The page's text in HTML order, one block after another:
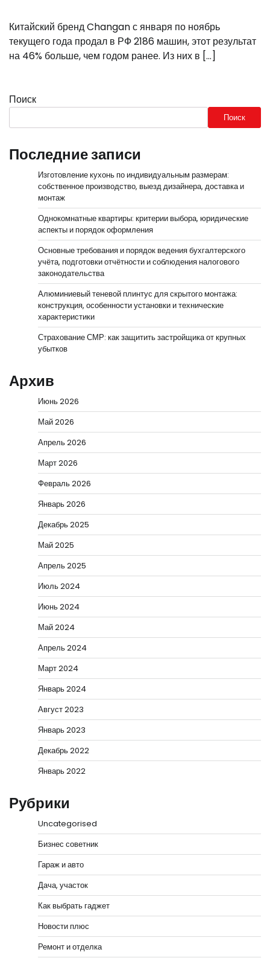
Китайский бренд Changan с января по ноябрь
текущего года продал в РФ 2186 машин, этот результат
на 46% больше, чем годом ранее. Из них в […]
Поиск
Поиск
Последние записи
Изготовление кухонь по индивидуальным размерам:
собственное производство, выезд дизайнера, доставка и
монтаж
Однокомнатные квартиры: критерии выбора, юридические
аспекты и порядок оформления
Основные требования и порядок ведения бухгалтерского
учёта, подготовки отчётности и соблюдения налогового
законодательства
Алюминиевый теневой плинтус для скрытого монтажа:
конструкция, особенности установки и технические
характеристики
Страхование СМР: как защитить застройщика от крупных
убытков
Архив
Июнь 2026
Май 2026
Апрель 2026
Март 2026
Февраль 2026
Январь 2026
Декабрь 2025
Май 2025
Апрель 2025
Июль 2024
Июнь 2024
Май 2024
Апрель 2024
Март 2024
Январь 2024
Август 2023
Январь 2023
Декабрь 2022
Январь 2022
Рубрики
Uncategorised
Бизнес советник
Гараж и авто
Дача, участок
Как выбрать гаджет
Новости плюс
Ремонт и отделка